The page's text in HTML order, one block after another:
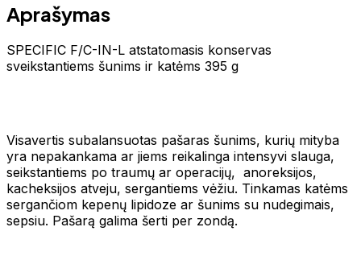
Aprašymas
SPECIFIC F/C-IN-L atstatomasis konservas
sveikstantiems šunims ir katėms 395 g
Visavertis subalansuotas pašaras šunims, kurių mityba
yra nepakankama ar jiems reikalinga intensyvi slauga,
seikstantiems po traumų ar operacijų, anoreksijos,
kacheksijos atveju, sergantiems vėžiu. Tinkamas katėms
sergančiom kepenų lipidoze ar šunims su nudegimais,
sepsiu. Pašarą galima šerti per zondą.